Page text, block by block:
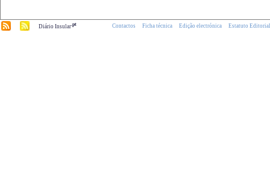
Diário Insular.pt Contactos Ficha técnica Edição electrónica Estatuto Editorial